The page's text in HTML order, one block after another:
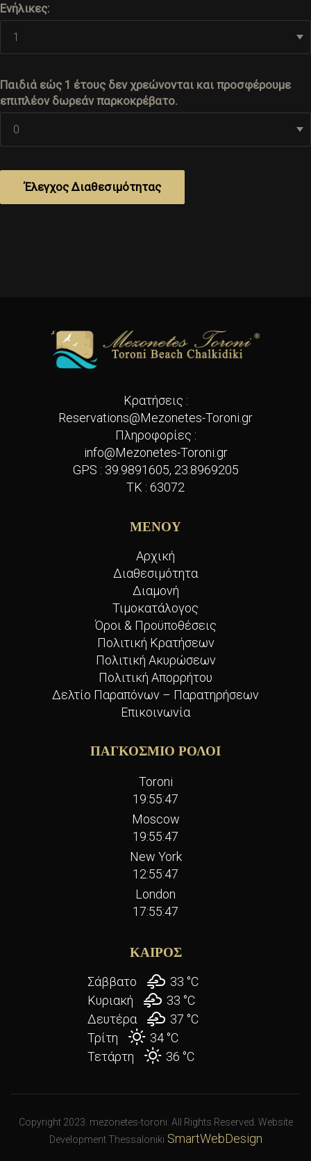
Ενήλικες:
Παιδιά εώς 1 έτους δεν χρεώνονται και προσφέρουμε
επιπλέον δωρεάν παρκοκρέβατο.
Κρατήσεις :
Reservations@Mezonetes-Toroni.gr
Πληροφορίες :
info@Mezonetes-Toroni.gr
GPS : 39.9891605, 23.8969205
TK : 63072
ΜΕΝΟΥ
Αρχική
Διαθεσιμότητα
Διαμονή
Τιμοκατάλογος
Όροι & Προϋποθέσεις
Πολιτική Κρατήσεων
Πολιτική Ακυρώσεων
Πολιτική Απορρήτου
Δελτίο Παραπόνων – Παρατηρήσεων
Επικοινωνία
ΠΑΓΚΟΣΜΙΟ ΡΟΛΟΙ
Toroni
19:55:48
Moscow
19:55:48
New York
12:55:48
London
17:55:48
ΚΑΙΡΟΣ
Σάββατο 33 °C
Κυριακή
33 °C
Δευτέρα
37 °C
Τρίτη
34 °C
Τετάρτη
36 °C
Copyright 2023. mezonetes-toroni. All Rights Reserved. Website
Development Thessaloniki SmartWebDesign